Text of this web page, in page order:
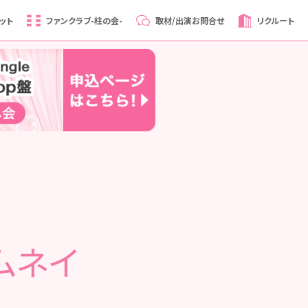
ト ファンクラブ-柱の会- 取材/出演お問合せ リクルート
ネイ